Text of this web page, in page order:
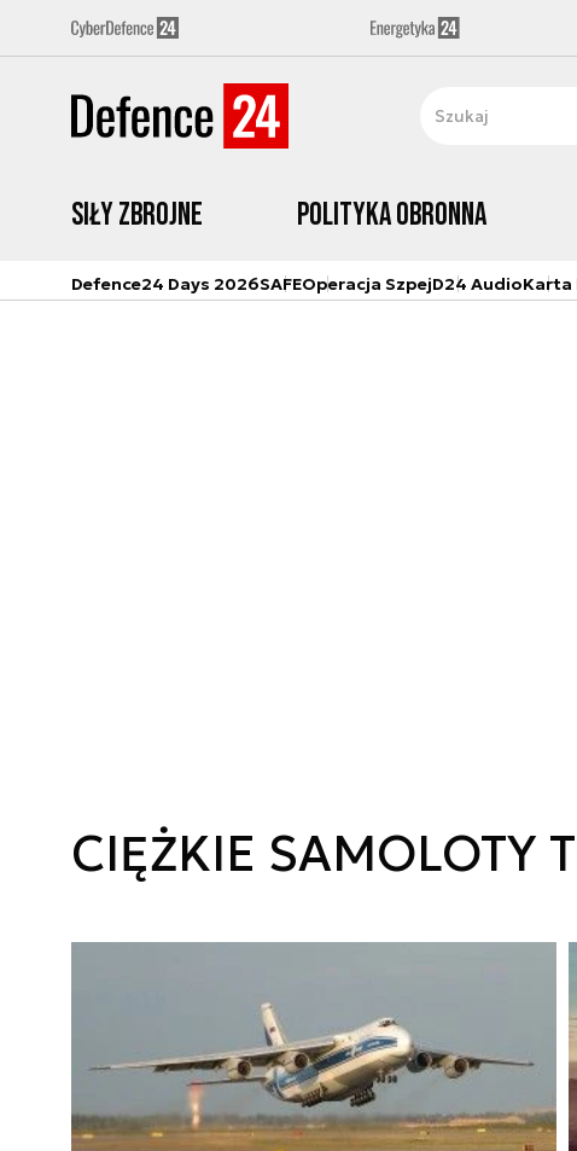
Siły zbrojne Polityka obronna
Defence24 Days 2026SAFEOperacja SzpejD24 AudioKarta
CIĘŻKIE SAMOLOTY